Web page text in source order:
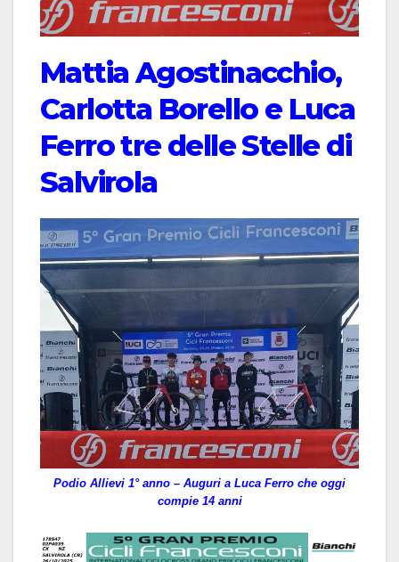
Mattia Agostinacchio,
Carlotta Borello e Luca
Ferro tre delle Stelle di
Salvirola
Podio Allievi 1° anno – Auguri a Luca Ferro che oggi
compie 14 anni